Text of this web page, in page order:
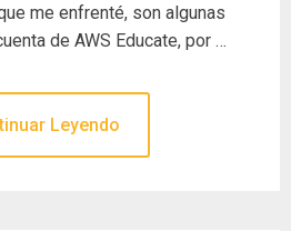
me enfrenté, son algunas
de AWS Educate, por …
Leyendo